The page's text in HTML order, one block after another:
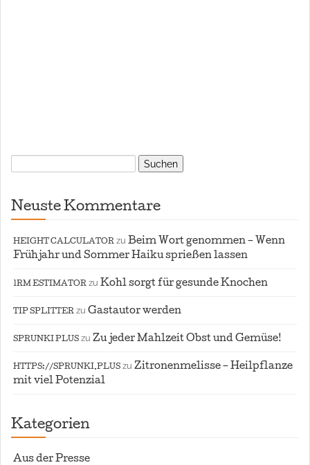
Suchen
nach:
Neuste Kommentare
HEIGHT CALCULATOR zu Beim Wort genommen – Wenn
Frühjahr und Sommer Haiku sprießen lassen
1RM ESTIMATOR zu Kohl sorgt für gesunde Knochen
TIP SPLITTER zu Gastautor werden
SPRUNKI PLUS zu Zu jeder Mahlzeit Obst und Gemüse!
HTTPS://SPRUNKI.PLUS zu Zitronenmelisse – Heilpflanze
mit viel Potenzial
Kategorien
Aus der Presse